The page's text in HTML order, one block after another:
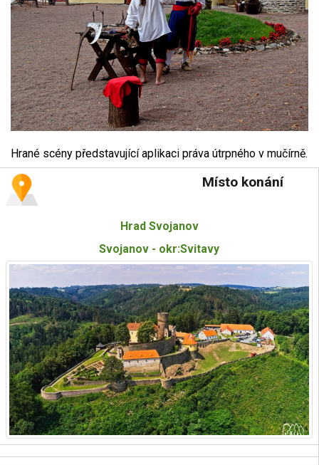
Hrané scény představující aplikaci práva útrpného v mučírně.
Místo konání
Hrad Svojanov
Svojanov - okr:Svitavy